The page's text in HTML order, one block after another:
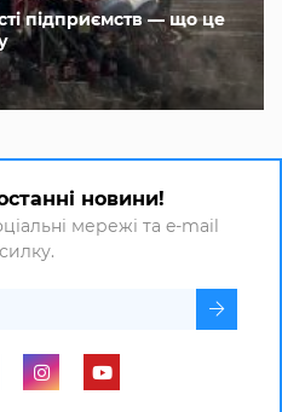
підприємств — що це
новини!
мережі та e-mail